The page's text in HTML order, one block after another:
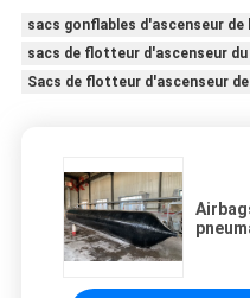
sacs gonflables d'ascenseur de
sacs de flotteur d'ascenseur du
Sacs de flotteur d'ascenseur de